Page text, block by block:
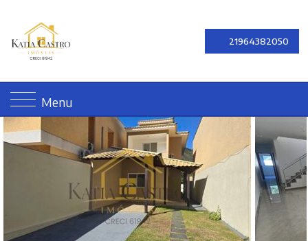
21964382050
Menu